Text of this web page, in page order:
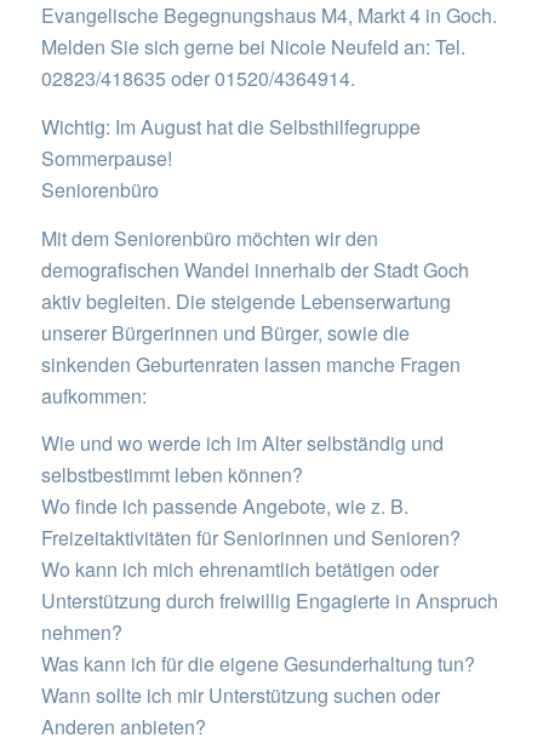
Evangelische Begegnungshaus M4, Markt 4 in Goch.
Melden Sie sich gerne bei Nicole Neufeld an: Tel.
02823/418635 oder 01520/4364914.
Wichtig: Im August hat die Selbsthilfegruppe
Sommerpause!
Seniorenbüro
Mit dem Seniorenbüro möchten wir den
demografischen Wandel innerhalb der Stadt Goch
aktiv begleiten. Die steigende Lebenserwartung
unserer Bürgerinnen und Bürger, sowie die
sinkenden Geburtenraten lassen manche Fragen
aufkommen:
Wie und wo werde ich im Alter selbständig und
selbstbestimmt leben können?
Wo finde ich passende Angebote, wie z. B.
Freizeitaktivitäten für Seniorinnen und Senioren?
Wo kann ich mich ehrenamtlich betätigen oder
Unterstützung durch freiwillig Engagierte in Anspruch
nehmen?
Was kann ich für die eigene Gesunderhaltung tun?
Wann sollte ich mir Unterstützung suchen oder
Anderen anbieten?